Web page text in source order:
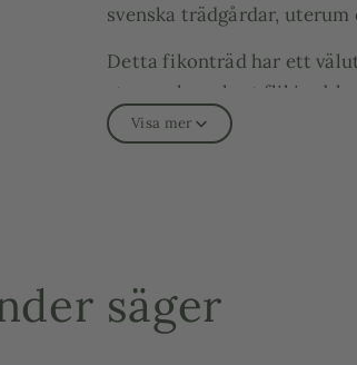
svenska trädgårdar, uterum
Detta fikonträd har ett
stam och vackert flikiga
medelhavskänsla. Under
med rätt jord enligt
även skicka bilder på trädet
Visa mer
säger